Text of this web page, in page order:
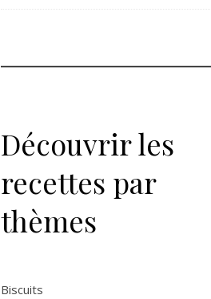
Découvrir les
recettes par
thèmes
Biscuits